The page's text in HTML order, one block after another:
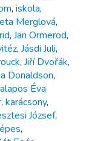
, iskola,
Merglová,
, Jan Ormerod,
, Jásdi Juli,
, Jiří Dvořák,
Donaldson,
Éva
, karácsony,
József,
,